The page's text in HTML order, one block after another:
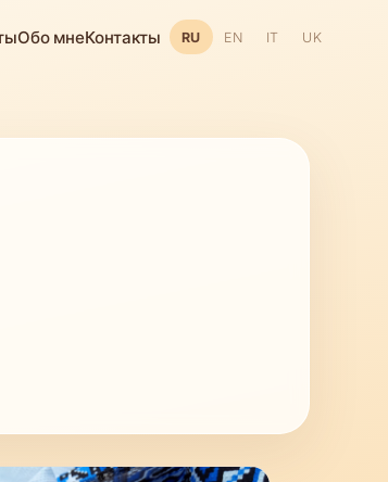
Обо мнеКонтакты RU EN IT UK